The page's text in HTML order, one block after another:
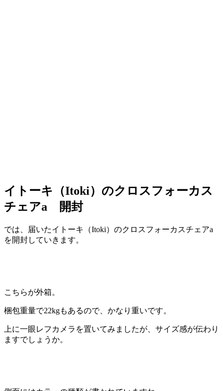
イトーキ（Itoki）のクロスフォーカス
チェアa 開封
では、届いたイトーキ（Itoki）のクロスフォーカスチェアa
を開封していきます。
こちらが外箱。
梱包重量で22kgもあるので、かなり重いです。
上に一眼レフカメラを置いてみましたが、サイズ感が伝わり
ますでしょうか。